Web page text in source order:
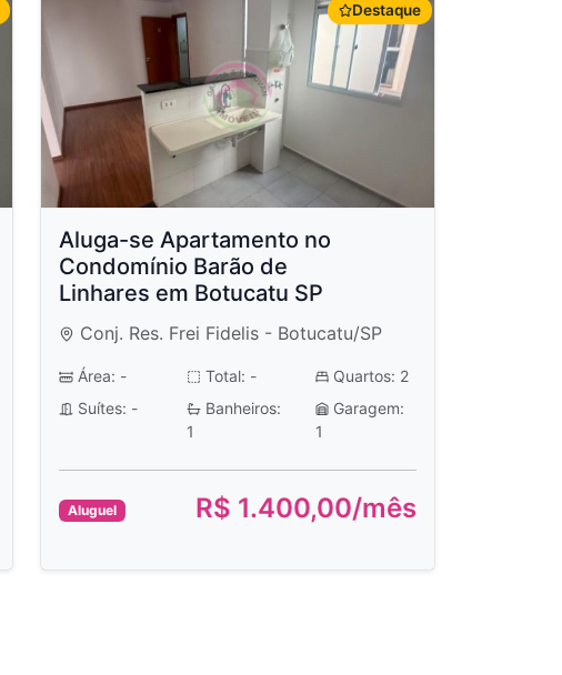
Destaque
Aluga-se Apartamento no
Condomínio Barão de
Linhares em Botucatu SP
Conj. Res. Frei Fidelis - Botucatu/SP
Área: - Total: -
Quartos: 2
Suítes: -
Banheiros:
1
Garagem:
1
Aluguel R$ 1.400,00/mês